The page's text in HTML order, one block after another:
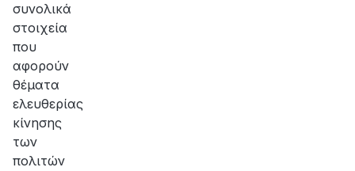
συνολικά
στοιχεία
που
αφορούν
θέματα
ελευθερίας
κίνησης
των
πολιτών